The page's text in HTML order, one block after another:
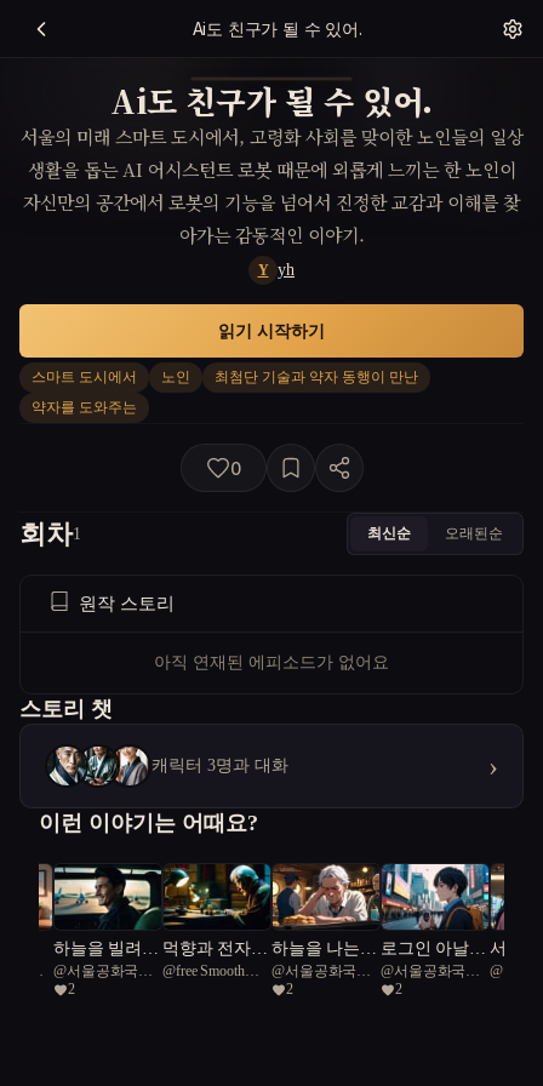
Ai도 친구가 될 수 있어.
Ai도 친구가 될 수 있어.
서울의 미래 스마트 도시에서, 고령화 사회를 맞이한 노인들의 일상
생활을 돕는 AI 어시스턴트 로봇 때문에 외롭게 느끼는 한 노인이
자신만의 공간에서 로봇의 기능을 넘어서 진정한 교감과 이해를 찾
아가는 감동적인 이야기.
Y yh
스마트 도시에서 노인
최첨단 기술과 약자 동행이 만난
약자를 도와주는
읽기 시작하기
0
회차1 최신순 오래된순
원작 스토리
아직 연재된 에피소드가 없어요
스토리 챗
캐릭터 3명과 대화 ›
이런 이야기는 어때요?
국일
하늘을 빌려준
하루
@서울공화국일
급시민
2
먹향과 전자잉
크의 교감
@free Smooth
하늘을 나는
붕어빵
@서울공화국일
급시민
2
로그인 아날로
그
@서울공화국일
급시민
2
서울
AI와
@주하